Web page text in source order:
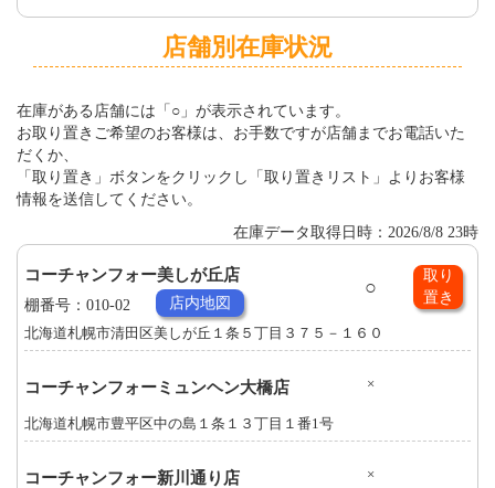
店舗別在庫状況
在庫がある店舗には「○」が表示されています。
お取り置きご希望のお客様は、お手数ですが店舗までお電話いた
だくか、
「取り置き」ボタンをクリックし「取り置きリスト」よりお客様
情報を送信してください。
在庫データ取得日時：2026/8/8 23時
コーチャンフォー美しが丘店
○
取り
置き
棚番号：010-02 店内地図
北海道札幌市清田区美しが丘１条５丁目３７５－１６０
コーチャンフォーミュンヘン大橋店 ×
北海道札幌市豊平区中の島１条１３丁目１番1号
コーチャンフォー新川通り店 ×